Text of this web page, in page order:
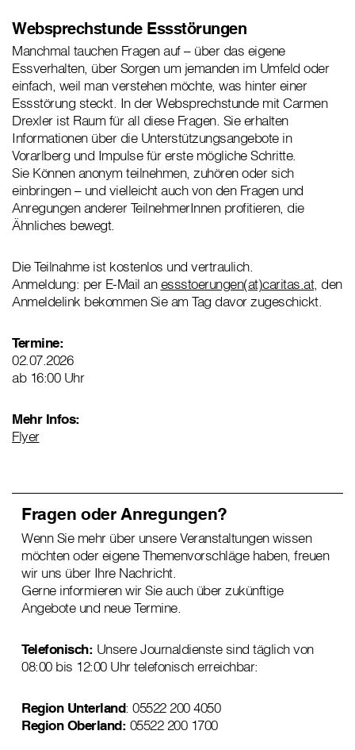
Websprechstunde Essstörungen
Manchmal tauchen Fragen auf – über das eigene
Essverhalten, über Sorgen um jemanden im Umfeld oder
einfach, weil man verstehen möchte, was hinter einer
Essstörung steckt. In der Websprechstunde mit Carmen
Drexler ist Raum für all diese Fragen. Sie erhalten
Informationen über die Unterstützungsangebote in
Vorarlberg und Impulse für erste mögliche Schritte.
Sie Können anonym teilnehmen, zuhören oder sich
einbringen – und vielleicht auch von den Fragen und
Anregungen anderer TeilnehmerInnen profitieren, die
Ähnliches bewegt.
Die Teilnahme ist kostenlos und vertraulich.
Anmeldung: per E-Mail anessstoerungen(at)caritas.at, den
Anmeldelink bekommen Sie am Tag davor zugeschickt.
Termine:
02.07.2026
ab 16:00 Uhr
Mehr Infos:
Flyer
Fragen oder Anregungen?
Wenn Sie mehr über unsere Veranstaltungen wissen
möchten oder eigene Themenvorschläge haben, freuen
wir uns über Ihre Nachricht.
Gerne informieren wir Sie auch über zukünftige
Angebote und neue Termine.
Telefonisch: Unsere Journaldienste sind täglich von
08:00 bis 12:00 Uhr telefonisch erreichbar:
Region Unterland: 05522 200 4050
Region Oberland: 05522 200 1700